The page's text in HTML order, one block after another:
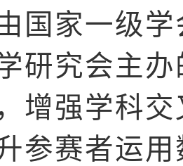
国家一级
研究会主
增强学科
参赛者运